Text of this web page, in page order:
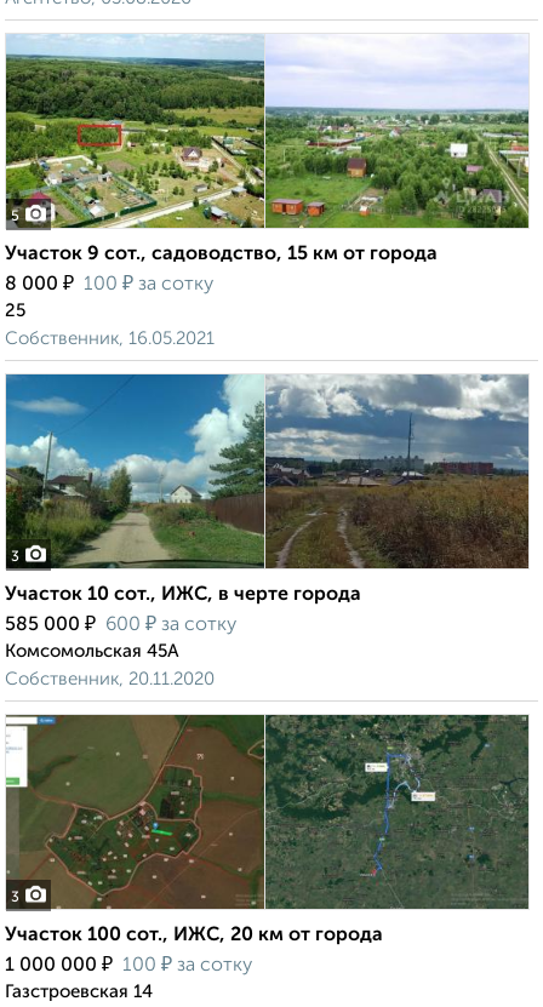
5
Участок 9 сот., садоводство, 15 км от города
8 000 ₽ 100 ₽ за сотку
25
Собственник, 16.05.2021
3
Участок 10 сот., ИЖС, в черте города
585 000 ₽ 600 ₽ за сотку
Комсомольская 45А
Собственник, 20.11.2020
3
Участок 100 сот., ИЖС, 20 км от города
1 000 000 ₽ 100 ₽ за сотку
Газстроевская 14